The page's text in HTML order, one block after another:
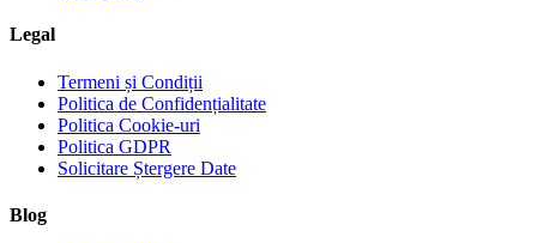
Legal
Termeni și Condiții
Politica de Confidențialitate
Politica Cookie-uri
Politica GDPR
Solicitare Ștergere Date
Blog